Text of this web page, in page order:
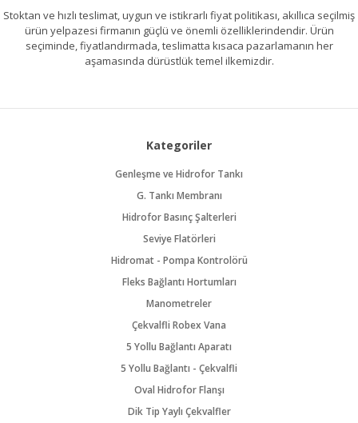
Stoktan ve hızlı teslimat, uygun ve istikrarlı fiyat politikası, akıllıca seçilmiş
ürün yelpazesi firmanın güçlü ve önemli özelliklerindendir. Ürün
seçiminde, fiyatlandırmada, teslimatta kısaca pazarlamanın her
aşamasında dürüstlük temel ilkemizdir.
Kategoriler
Genleşme ve Hidrofor Tankı
G. Tankı Membranı
Hidrofor Basınç Şalterleri
Seviye Flatörleri
Hidromat - Pompa Kontrolörü
Fleks Bağlantı Hortumları
Manometreler
Çekvalfli Robex Vana
5 Yollu Bağlantı Aparatı
5 Yollu Bağlantı - Çekvalfli
Oval Hidrofor Flanşı
Dik Tip Yaylı Çekvalfler